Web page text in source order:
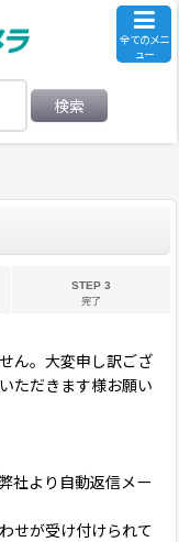
全てのメニ
ュー
検索
STEP 3
完了
ん。大変申し訳ござ
ただきます様お願い
社より自動返信メー
せが受け付けられて